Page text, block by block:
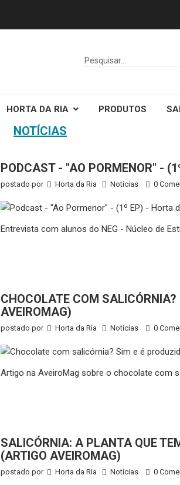
HORTA DA RIA PRODUTOS
NOTÍCIAS
PODCAST - "AO PORMENOR" -
postado por Horta da Ria Notícias 0
Entrevista com alunos do NEG - Núcleo de
CHOCOLATE COM
AVEIROMAG)
postado por Horta da Ria Notícias 0
Artigo na AveiroMag sobre o chocolate com
SALICÓRNIA: A PLANTA QUE
(ARTIGO AVEIROMAG)
postado por Horta da Ria Notícias 0